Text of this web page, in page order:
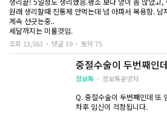
원래 생리할때 진통제 안먹는데 넘 아파서 복용함. 남
계속 선긋는중..
세달까지는 미룰것임.
조회 13,563 댓글 39 토닥 75
중절수술이 두번째인
정보톡 정보톡운영자
Q. 중절수술이 두번째인데 또
차후 임신이 걱정됩니다.